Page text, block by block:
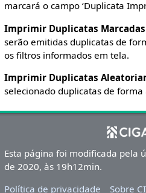
marcará o campo ‘Duplicata
Imprimir Duplicatas Marcadas
serão emitidas duplicatas de
os filtros informados em tela.
Imprimir Duplicatas
selecionado duplicatas de
Esta página foi modificada pela
de 2020, às 19h12min.
Política de privacidade
Sobre